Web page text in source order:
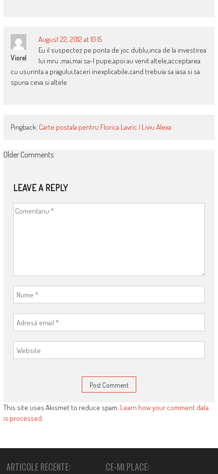
Viorel
August 22, 2012 at 10:15
Eu il suspectez pe ponta de joc dublu,inca de la investirea
lui mru ,mai,mai sa-l pupe,apoi au venit altele,acceptarea
cu usurinta a pragului,taceri inexplicabile,cand trebuia sa iasa si sa
spuna ceva si altele
Pingback: Carte postala pentru Florica Lavric | Liviu Alexa
COMMENT
Older Comments
LEAVE A REPLY
This site uses Akismet to reduce spam. Learn how your comment data
is processed.
ARTICOLE RECENTE: CE-MI PLACE: